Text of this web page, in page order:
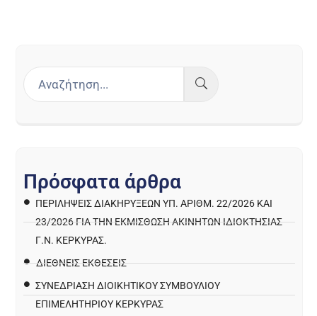
Πρόσφατα άρθρα
ΠΕΡΙΛΉΨΕΙΣ ΔΙΑΚΗΡΎΞΕΩΝ ΥΠ. ΑΡΙΘΜ. 22/2026 ΚΑΙ
23/2026 ΓΙΑ ΤΗΝ ΕΚΜΊΣΘΩΣΗ ΑΚΙΝΉΤΩΝ ΙΔΙΟΚΤΗΣΊΑΣ
Γ.Ν. ΚΈΡΚΥΡΑΣ.
ΔΙΕΘΝΕΙΣ ΕΚΘΕΣΕΙΣ
ΣΥΝΕΔΡΙΑΣΗ ΔΙΟΙΚΗΤΙΚΟΥ ΣΥΜΒΟΥΛΙΟΥ
ΕΠΙΜΕΛΗΤΗΡΙΟΥ ΚΕΡΚΥΡΑΣ